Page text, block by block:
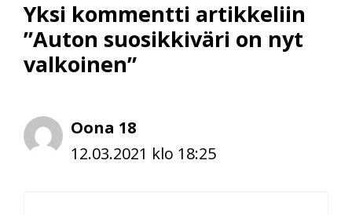
Yksi kommentti artikkeliin
”Auton suosikkiväri on nyt
valkoinen”
Oona 18
12.03.2021 klo 18:25